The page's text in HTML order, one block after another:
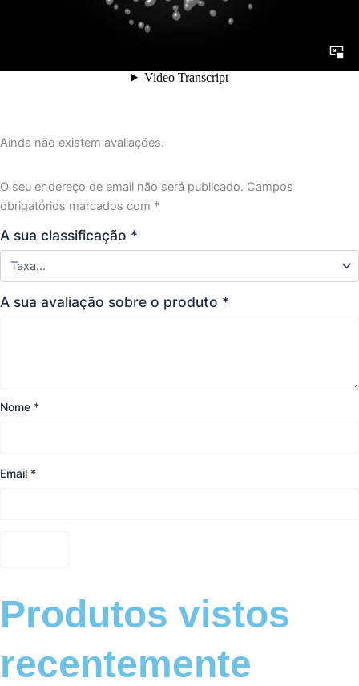
Ainda não existem avaliações.
O seu endereço de email não será publicado. Campos
obrigatórios marcados com *
A sua classificação *
A sua avaliação sobre o produto *
Nome *
Email *
Produtos vistos
recentemente